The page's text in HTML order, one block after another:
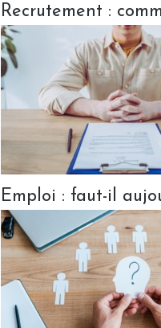
Recrutement :
Emploi : faut-il